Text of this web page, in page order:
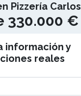
Pizzería Carlos
330.000 €
información y
reales